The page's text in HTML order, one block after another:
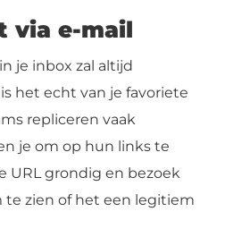
via e-mail
je inbox zal altijd
het echt van je favoriete
repliceren vaak
je om op hun links te
URL grondig en bezoek
zien of het een legitiem